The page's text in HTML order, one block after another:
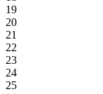
19
20
21
22
23
24
25